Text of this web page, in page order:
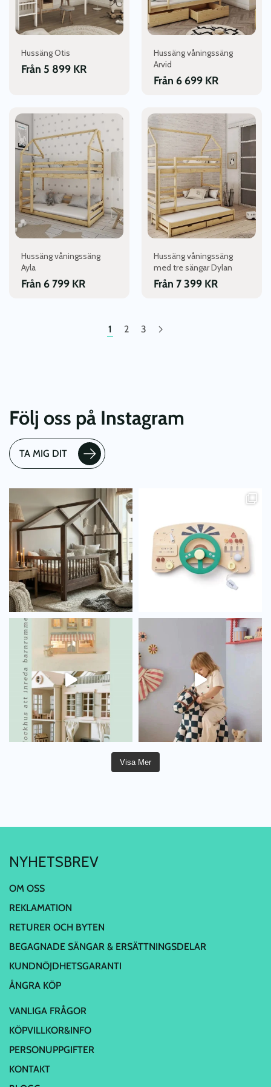
Hussäng Otis
Från 5 899 KR
olika
alternativen
kan
produktsidan
Hussäng våningssäng
Arvid
Från 6 699 KR
olika
alternativen
kan
produktsidan
Hussäng våningssäng
Ayla
Från 6 799 KR
Den
här
produkten
har
flera
varianter.
De
olika
alternativen
kan
produktsidan
Hussäng våningssäng
med tre sängar Dylan
Från 7 399 KR
Den
här
produkten
har
flera
varianter.
De
olika
alternativen
kan
produktsidan
1 2 3
Följ oss på Instagram
TA MIG DIT
Visa Mer
NYHETSBREV
OM OSS
REKLAMATION
RETURER OCH BYTEN
BEGAGNADE SÄNGAR & ERSÄTTNINGSDELAR
KUNDNÖJDHETSGARANTI
ÅNGRA KÖP
VANLIGA FRÅGOR
KÖPVILLKOR&INFO
PERSONUPPGIFTER
KONTAKT